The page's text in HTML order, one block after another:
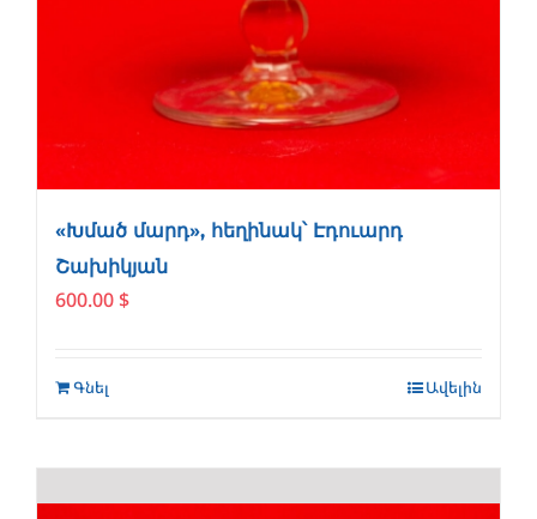
«Խմած մարդ», հեղինակ՝ Էդուարդ
Շախիկյան
600.00 $
Գնել Ավելին